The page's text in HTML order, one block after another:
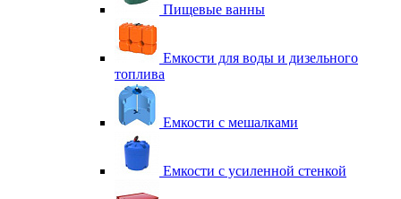
Пищевые ванны
Емкости для воды и дизельного
топлива
Емкости с мешалками
Емкости с усиленной стенкой